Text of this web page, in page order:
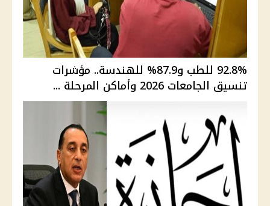
92.8% للطب و87.9% للهندسة.. مؤشرات
تنسيق الجامعات 2026 وأماكن المرحلة ...